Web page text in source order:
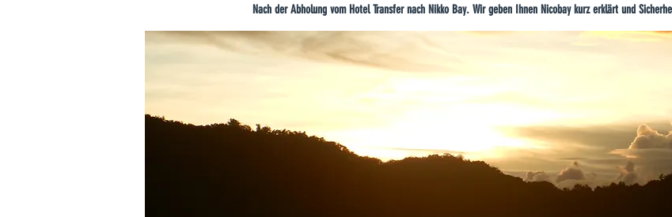
Nach der Abholung vom Hotel Transfer nach Nikko Bay. Wir geben Ihnen Nicobay kurz erklärt und